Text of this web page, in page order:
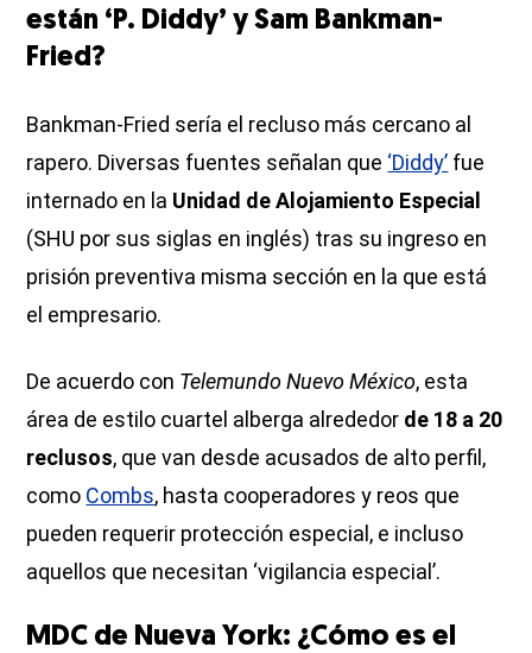
están ‘P. Diddy’ y Sam Bankman-
Fried?
Bankman-Fried sería el recluso más cercano al
rapero. Diversas fuentes señalan que ‘Diddy’ fue
internado en la Unidad de Alojamiento Especial
(SHU por sus siglas en inglés) tras su ingreso en
prisión preventiva misma sección en la que está
el empresario.
De acuerdo con Telemundo Nuevo México, esta
área de estilo cuartel alberga alrededor de 18 a 20
reclusos, que van desde acusados de alto perfil,
como Combs, hasta cooperadores y reos que
pueden requerir protección especial, e incluso
aquellos que necesitan ‘vigilancia especial’.
MDC de Nueva York: ¿Cómo es el